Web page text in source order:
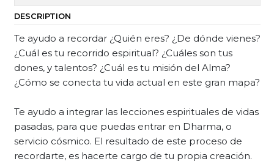
DESCRIPTION
Te ayudo a recordar ¿Quién eres? ¿De dónde vienes?
¿Cuál es tu recorrido espiritual? ¿Cuáles son tus
dones, y talentos? ¿Cuál es tu misión del Alma?
¿Cómo se conecta tu vida actual en este gran mapa?
Te ayudo a integrar las lecciones espirituales de vidas
pasadas, para que puedas entrar en Dharma, o
servicio cósmico. El resultado de este proceso de
recordarte, es hacerte cargo de tu propia creación.